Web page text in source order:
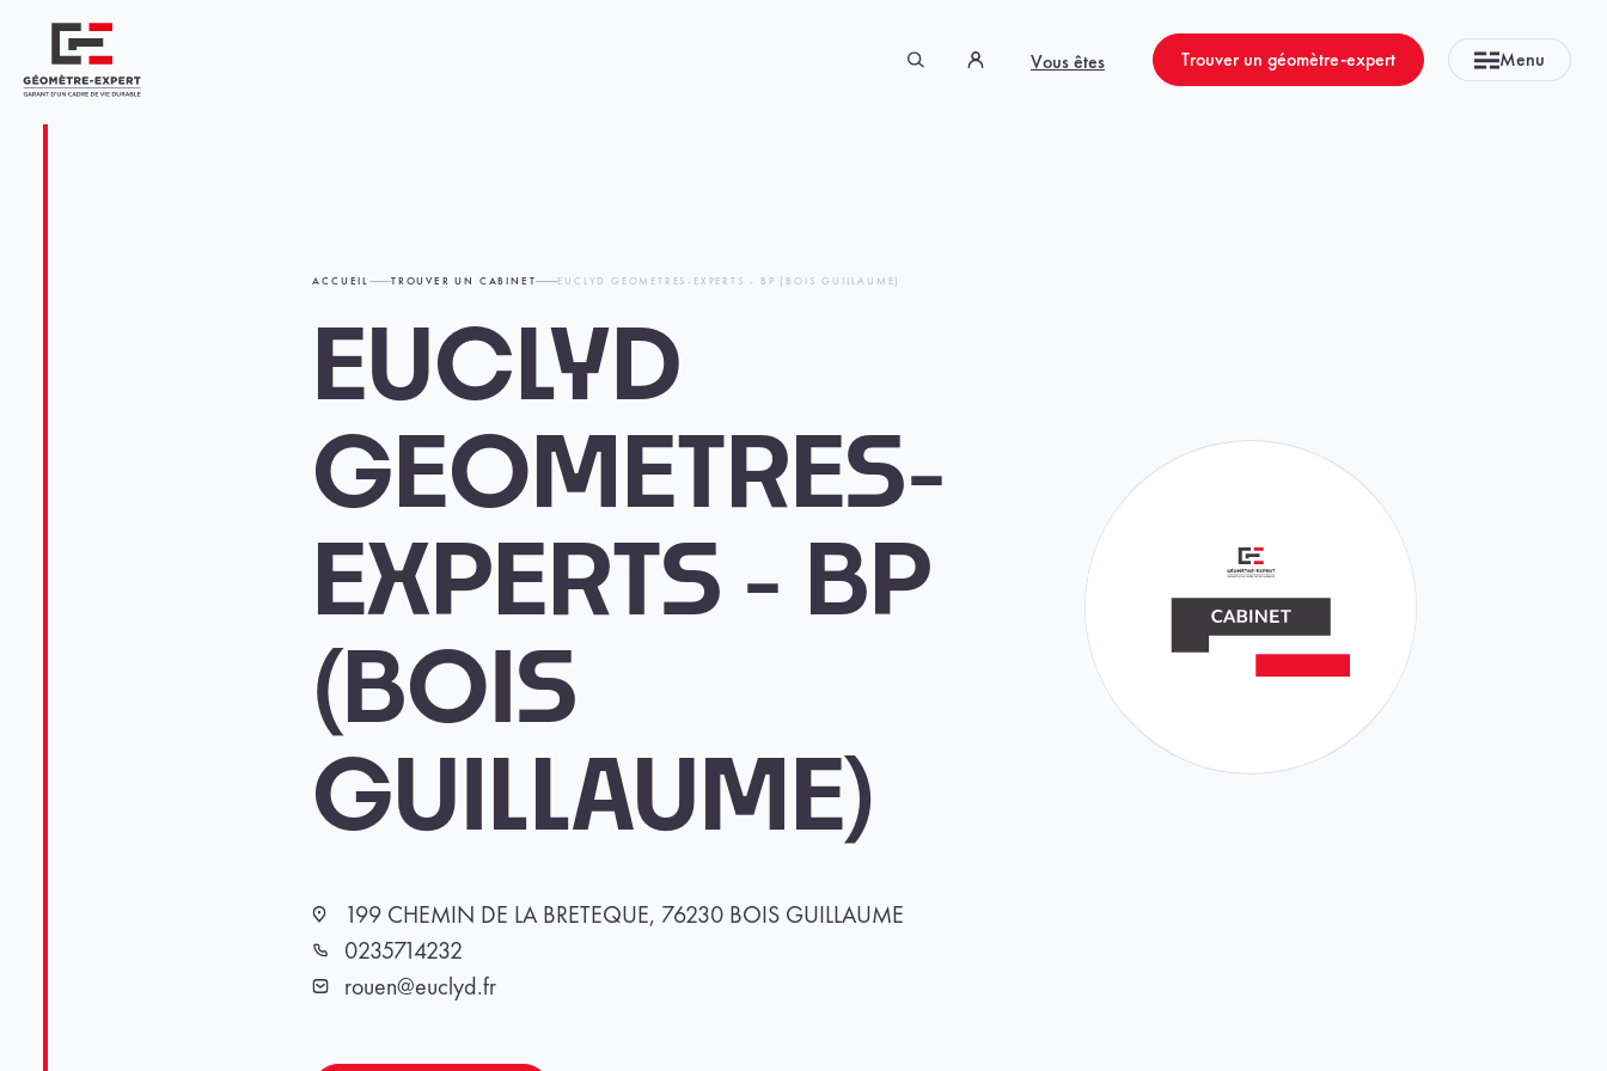
Vous êtes Trouver un géomètre-expert Menu
ACCUEIL TROUVER UN CABINET EUCLYD GEOMETRES-EXPERTS - BP (BOIS GUILLAUME)
EUCLYD
GEOMETRES-
EXPERTS - BP
(BOIS
GUILLAUME)
Localisation
199 CHEMIN DE LA BRETEQUE, 76230 BOIS GUILLAUME
Téléphone
0235714232
Emailrouen@euclyd.fr
Panneau de gestion des cookies